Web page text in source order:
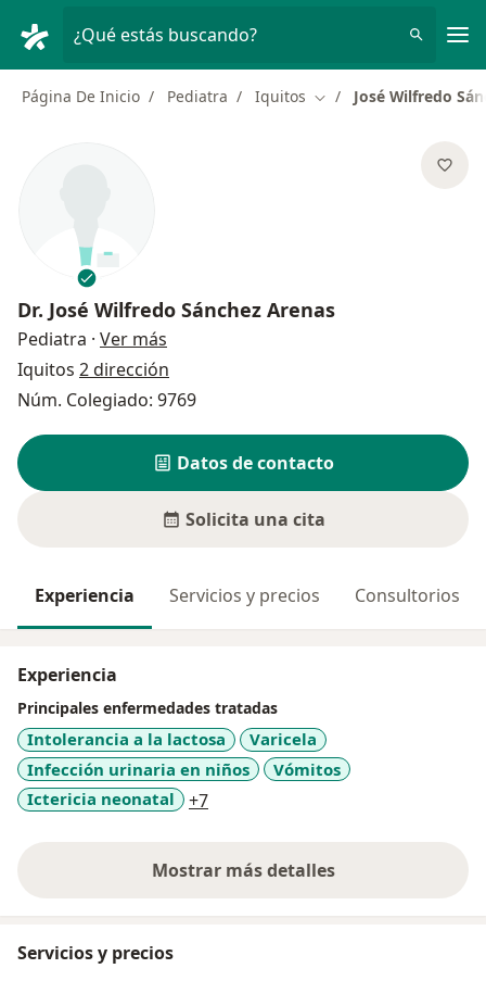
¿Qué estás buscando?
Página De Inicio Pediatra Iquitos Cambiar de ciudad
José Wilfredo
Dr. José Wilfredo Sánchez Arenas
Pediatra · Ver más
Iquitos 2 dirección
Núm. Colegiado: 9769
Datos de contacto
Solicita una cita
Experiencia Servicios y precios Consultorios
Experiencia
Principales enfermedades tratadas
Intolerancia a la lactosa
Varicela
Infección urinaria en niños
Vómitos
Ictericia neonatal
+7a11y_sr_more_diseases
Mostrar más detalles
sobre la experiencia
Servicios y precios